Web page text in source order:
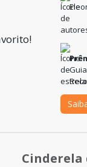
Cinderela